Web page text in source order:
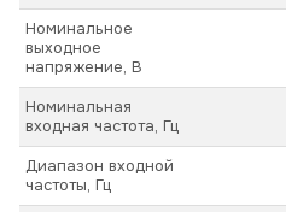
Номинальное
выходное
напряжение, В
Номинальная
входная частота, Гц
Диапазон входной
частоты, Гц